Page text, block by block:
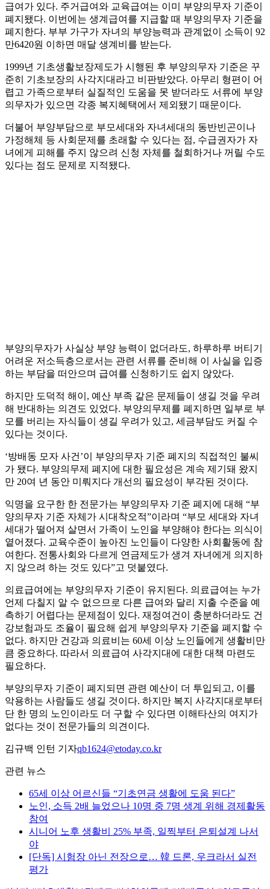
급여가 있다. 주거급여와 교육급여는 이미 부양의무자 기준이
폐지됐다. 이번에는 생계급여를 지급할 때 부양의무자 기준을
폐지한다. 부부 가구가 자녀의 부양능력과 관계없이 소득이 92
만6420원 이하면 매달 생계비를 받는다.
1999년 기초생활보장제도가 시행된 후 부양의무자 기준은 꾸
준히 기초보장의 사각지대라고 비판받았다. 아무리 형편이 어
렵고 가족으로부터 실질적인 도움을 못 받더라도 서류에 부양
의무자가 있으면 각종 복지혜택에서 제외됐기 때문이다.
더불어 부양부담으로 부모세대와 자녀세대의 동반빈곤이나
가정해체 등 사회문제를 초래할 수 있다는 점, 수급권자가 자
녀에게 피해를 주지 않으려 신청 자체를 철회하거나 꺼릴 수도
있다는 점도 문제로 지적됐다.
부양의무자가 사실상 부양 능력이 없더라도, 하루하루 버티기
어려운 저소득층으로서는 관련 서류를 준비해 이 사실을 입증
하는 부담을 떠안으며 급여를 신청하기도 쉽지 않았다.
하지만 도덕적 해이, 예산 부족 같은 문제들이 생길 것을 우려
해 반대하는 의견도 있었다. 부양의무제를 폐지하면 일부로 부
모를 버리는 자식들이 생길 우려가 있고, 세금부담도 커질 수
있다는 것이다.
‘방배동 모자 사건’이 부양의무자 기준 폐지의 직접적인 불씨
가 됐다. 부양의무제 폐지에 대한 필요성은 계속 제기돼 왔지
만 20여 년 동안 미뤄지다 개선의 필요성이 부각된 것이다.
익명을 요구한 한 전문가는 부양의무자 기준 폐지에 대해 “부
양의무자 기준 자체가 시대착오적”이라며 “부모 세대와 자녀
세대가 떨어져 살면서 가족이 노인을 부양해야 한다는 의식이
옅어졌다. 교육수준이 높아진 노인들이 다양한 사회활동에 참
여한다. 전통사회와 다르게 연금제도가 생겨 자녀에게 의지하
지 않으려 하는 것도 있다”고 덧붙였다.
의료급여에는 부양의무자 기준이 유지된다. 의료급여는 누가
언제 다칠지 알 수 없으므로 다른 급여와 달리 지출 수준을 예
측하기 어렵다는 문제점이 있다. 재정여건이 충분하더라도 건
강보험과도 조율이 필요해 쉽게 부양의무자 기준을 폐지할 수
없다. 하지만 건강과 의료비는 60세 이상 노인들에게 생활비만
큼 중요하다. 따라서 의료급여 사각지대에 대한 대책 마련도
필요하다.
부양의무자 기준이 폐지되면 관련 예산이 더 투입되고, 이를
악용하는 사람들도 생길 것이다. 하지만 복지 사각지대로부터
단 한 명의 노인이라도 더 구할 수 있다면 이해타산의 여지가
없다는 것이 전문가들의 의견이다.
김규백 인턴 기자qb1624@etoday.co.kr
관련 뉴스
65세 이상 어르신들 “기초연금 생활에 도움 된다”
노인, 소득 2배 늘었으나 10명 중 7명 생계 위해 경제활동
참여
시니어 노후 생활비 25% 부족, 일찍부터 은퇴설계 나서
야
[단독] 시험장 아닌 전장으로… 韓 드론, 우크라서 실전
평가